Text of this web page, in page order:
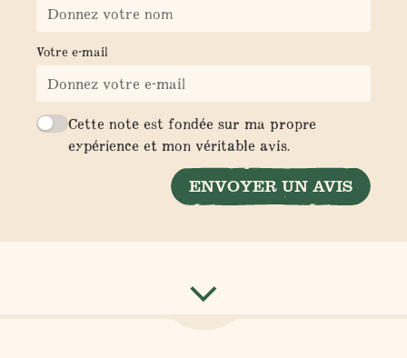
Votre e-mail
Cette note est fondée sur ma propre
expérience et mon véritable avis.
ENVOYER UN AVIS